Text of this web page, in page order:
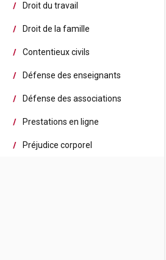
Droit du travail
Droit de la famille
Contentieux civils
Défense des enseignants
Défense des associations
Prestations en ligne
Préjudice corporel